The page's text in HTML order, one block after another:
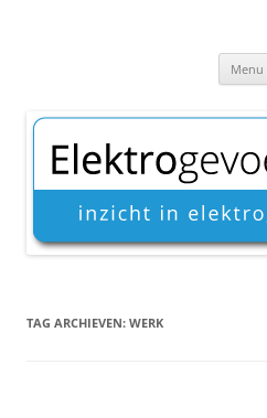
Menu
TAG ARCHIEVEN: WERK